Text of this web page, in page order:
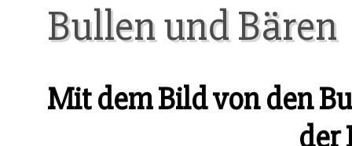
Bullen und Bären
Mit dem Bild von den
der